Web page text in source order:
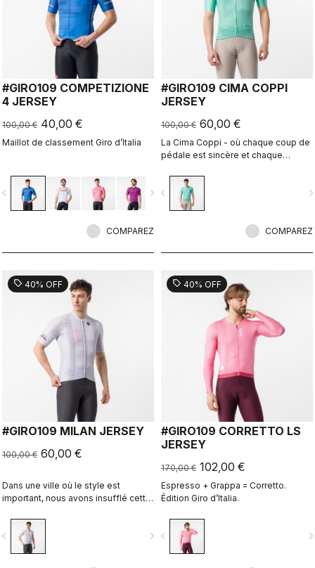
#GIRO109 COMPETIZIONE
4 JERSEY
100,00 € 40,00 €
Maillot de classement Giro d’Italia
navigate_next
COMPAREZ
#GIRO109 CIMA COPPI
JERSEY
100,00 € 60,00 €
La Cima Coppi - où chaque coup de
pédale est sincère et chaque
navigate_before
COMPAREZ
sell 40% OFF
#GIRO109 MILAN JERSEY
100,00 € 60,00 €
Dans une ville où le style est
important, nous avons insufflé cette
navigate_next
sell 40% OFF
#GIRO109 CORRETTO LS
JERSEY
170,00 € 102,00 €
Espresso + Grappa = Corretto.
Édition Giro d’Italia.
navigate_before